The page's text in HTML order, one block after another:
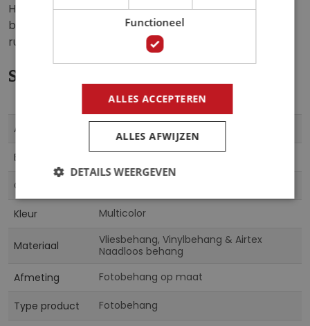
Het Schotse hooglander behang is een echte
blikvanger en is de perfecte aanvulling op elke
ruimte.
Specificaties
Artikelnummer
EAN
Collectie
Kleur Multicolor
Materiaal
Vliesbehang, Vinylbehang & Airtex
Naadloos behang
Afmeting
Fotobehang op maat
Type product Fotobehang
Functioneel
ALLES ACCEPTEREN
ALLES AFWIJZEN
DETAILS WEERGEVEN